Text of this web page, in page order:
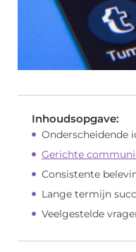
Inhoudsopgave:
Onderscheidende
Gerichte
Consistente
Lange termijn
Veelgestelde